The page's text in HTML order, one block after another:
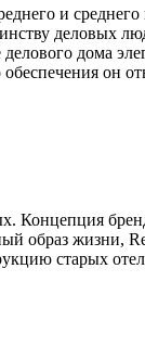
и
деловых
дома
он
Концепция
образ жизни,
старых